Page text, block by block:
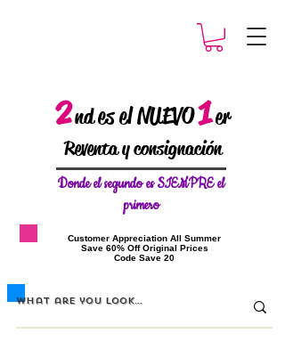
2ndes el NUEVO1er
Reventa y consignación
Donde elsegundo es SIEMPRE el
primero
​Customer Appreciation All Summer
​Save 60% Off Original Prices
​Code Save 20